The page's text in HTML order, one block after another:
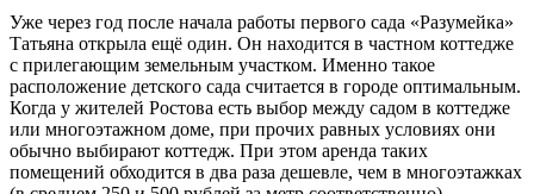
Уже через год после начала работы первого сада «Разумейка»
Татьяна открыла ещё один. Он находится в частном коттедже
с прилегающим земельным участком. Именно такое
расположение детского сада считается в городе оптимальным.
Когда у жителей Ростова есть выбор между садом в коттедже
или многоэтажном доме, при прочих равных условиях они
обычно выбирают коттедж. При этом аренда таких
помещений обходится в два раза дешевле, чем в многоэтажках